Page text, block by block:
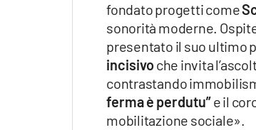
fondato progetti come
sonorità moderne.
presentato il suo ultimo
incisivoche invita
contrastando
ferma è perdutu”e il
mobilitazione sociale».